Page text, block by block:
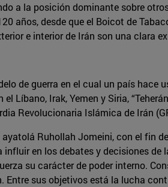
a la posición dominante sobre
años, desde que el Boicot de
e interior de Irán son una clara
de guerra en el cual un país hace
Líbano, Irak, Yemen y Siria,
Revolucionaria Islámica de Irán
Ruhollah Jomeini, con el fin
en los debates y decisiones
su carácter de poder interno.
Entre sus objetivos está la lucha